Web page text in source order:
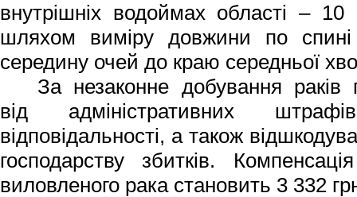
внутрішніх водоймах області –
шляхом виміру довжини по спині
середину очей до краю середньої
За незаконне добування раків
від адміністративних
відповідальності, а також
господарству збитків.
виловленого рака становить 3 332